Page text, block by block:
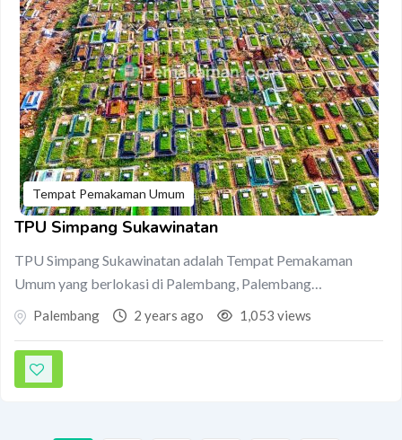
Tempat Pemakaman Umum
TPU Simpang Sukawinatan
TPU Simpang Sukawinatan adalah Tempat Pemakaman
Umum yang berlokasi di Palembang, Palembang…
Palembang 2 years ago 1,053 views